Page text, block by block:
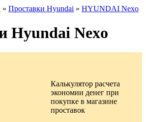
» Проставки Hyundai » HYUNDAI Nexo
Hyundai Nexo
Калькулятор расчета
экономии денег при
покупке в магазине
проставок